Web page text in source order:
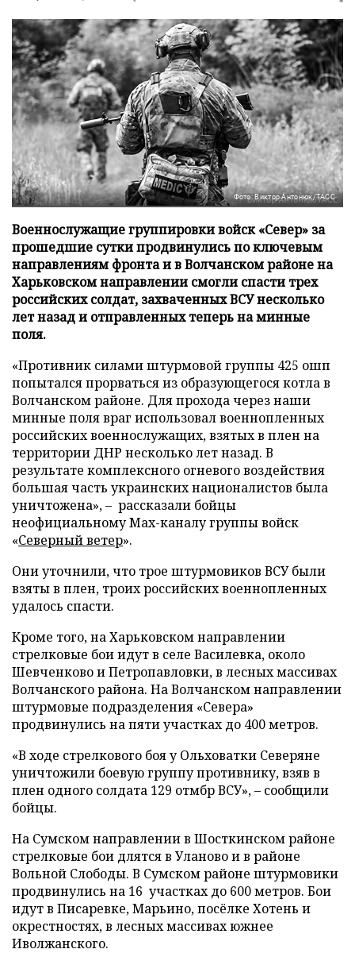
Фото: Виктор Антонюк/ТАСС
Военнослужащие группировки войск «Север» за
прошедшие сутки продвинулись по ключевым
направлениям фронта и в Волчанском районе на
Харьковском направлении смогли спасти трех
российских солдат, захваченных ВСУ несколько
лет назад и отправленных теперь на минные
поля.
«Противник силами штурмовой группы 425 ошп
попытался прорваться из образующегося котла в
Волчанском районе. Для прохода через наши
минные поля враг использовал военнопленных
российских военнослужащих, взятых в плен на
территории ДНР несколько лет назад. В
результате комплексного огневого воздействия
большая часть украинских националистов была
уничтожена», – рассказали бойцы
неофициальному Max-каналу группы войск
«Северный ветер».
Они уточнили, что трое штурмовиков ВСУ были
взяты в плен, троих российских военнопленных
удалось спасти.
Кроме того, на Харьковском направлении
стрелковые бои идут в селе Василевка, около
Шевченково и Петропавловки, в лесных массивах
Волчанского района. На Волчанском направлении
штурмовые подразделения «Севера»
продвинулись на пяти участках до 400 метров.
«В ходе стрелкового боя у Ольховатки Северяне
уничтожили боевую группу противнику, взяв в
плен одного солдата 129 отмбр ВСУ», – сообщили
бойцы.
На Сумском направлении в Шосткинском районе
стрелковые бои длятся в Уланово и в районе
Вольной Слободы. В Сумском районе штурмовики
продвинулись на 16 участках до 600 метров. Бои
идут в Писаревке, Марьино, посёлке Хотень и
окрестностях, в лесных массивах южнее
Иволжанского.